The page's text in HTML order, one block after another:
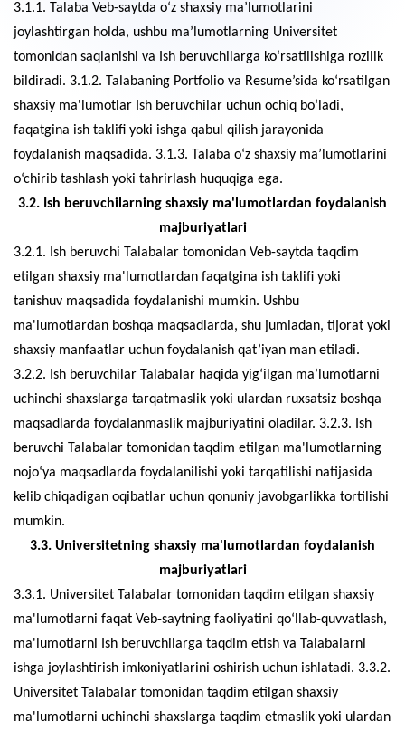
3.1.1. Talaba Veb-saytda o‘z shaxsiy ma’lumotlarini
joylashtirgan holda, ushbu ma’lumotlarning Universitet
tomonidan saqlanishi va Ish beruvchilarga ko‘rsatilishiga rozilik
bildiradi. 3.1.2. Talabaning Portfolio va Resume’sida ko‘rsatilgan
shaxsiy ma'lumotlar Ish beruvchilar uchun ochiq bo‘ladi,
faqatgina ish taklifi yoki ishga qabul qilish jarayonida
foydalanish maqsadida. 3.1.3. Talaba o‘z shaxsiy ma’lumotlarini
o‘chirib tashlash yoki tahrirlash huquqiga ega.
3.2. Ish beruvchilarning shaxsiy ma'lumotlardan foydalanish
majburiyatlari
3.2.1. Ish beruvchi Talabalar tomonidan Veb-saytda taqdim
etilgan shaxsiy ma'lumotlardan faqatgina ish taklifi yoki
tanishuv maqsadida foydalanishi mumkin. Ushbu
ma'lumotlardan boshqa maqsadlarda, shu jumladan, tijorat yoki
shaxsiy manfaatlar uchun foydalanish qat’iyan man etiladi.
3.2.2. Ish beruvchilar Talabalar haqida yig‘ilgan ma’lumotlarni
uchinchi shaxslarga tarqatmaslik yoki ulardan ruxsatsiz boshqa
maqsadlarda foydalanmaslik majburiyatini oladilar. 3.2.3. Ish
beruvchi Talabalar tomonidan taqdim etilgan ma'lumotlarning
nojo‘ya maqsadlarda foydalanilishi yoki tarqatilishi natijasida
kelib chiqadigan oqibatlar uchun qonuniy javobgarlikka tortilishi
mumkin.
3.3. Universitetning shaxsiy ma'lumotlardan foydalanish
majburiyatlari
3.3.1. Universitet Talabalar tomonidan taqdim etilgan shaxsiy
ma'lumotlarni faqat Veb-saytning faoliyatini qo‘llab-quvvatlash,
ma'lumotlarni Ish beruvchilarga taqdim etish va Talabalarni
ishga joylashtirish imkoniyatlarini oshirish uchun ishlatadi. 3.3.2.
Universitet Talabalar tomonidan taqdim etilgan shaxsiy
ma'lumotlarni uchinchi shaxslarga taqdim etmaslik yoki ulardan